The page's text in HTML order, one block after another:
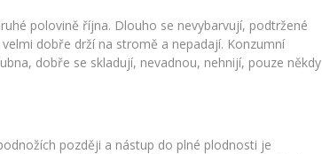
polovině října. Dlouho se nevybarvují, podtržené
dobře drží na stromě a nepadají. Konzumní
dobře se skladují, nevadnou, nehnijí, pouze někdy
později a nástup do plné plodnosti je